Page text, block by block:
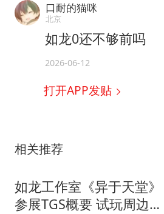
口耐的猫咪
北京
如龙0还不够前吗
2026-06-12
打开APP发贴
相关推荐
如龙工作室《异于天堂》
参展TGS概要 试玩周边活